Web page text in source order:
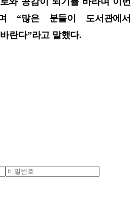
“많은 분들이 도서관에서
란다”라고 말했다.